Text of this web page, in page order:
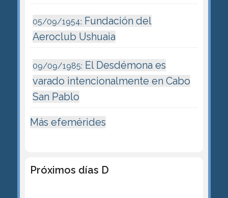
05/09/1954: Fundación del
Aeroclub Ushuaia
09/09/1985: El Desdémona es
varado intencionalmente en Cabo
San Pablo
Más efemérides
Próximos días D